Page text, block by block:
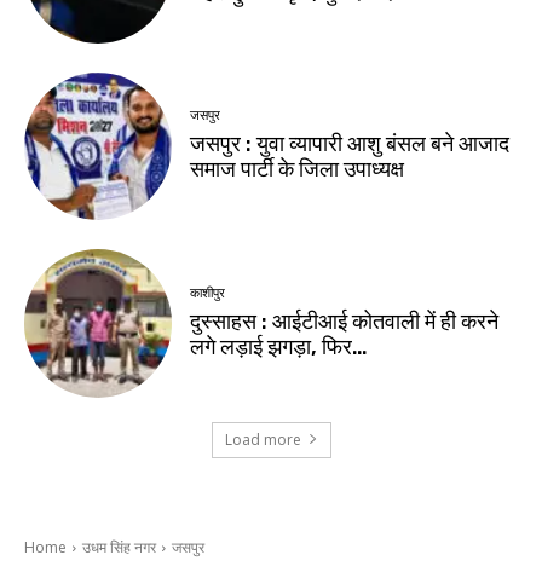
जसपुर
जसपुर : युवा व्यापारी आशु बंसल बने आजाद
समाज पार्टी के जिला उपाध्यक्ष
काशीपुर
दुस्साहस : आईटीआई कोतवाली में ही करने
लगे लड़ाई झगड़ा, फिर…
Load more